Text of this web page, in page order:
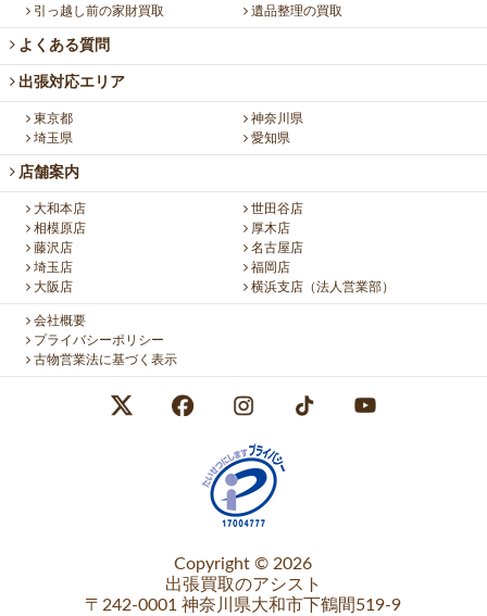
引っ越し前の家財買取 遺品整理の買取
よくある質問
出張対応エリア
東京都
神奈川県
埼玉県
愛知県
店舗案内
大和本店
世田谷店
相模原店
厚木店
藤沢店
名古屋店
埼玉店
福岡店
大阪店
横浜支店（法人営業部）
会社概要
プライバシーポリシー
古物営業法に基づく表示
Copyright © 2026
出張買取のアシスト
〒242-0001 神奈川県大和市下鶴間519-9